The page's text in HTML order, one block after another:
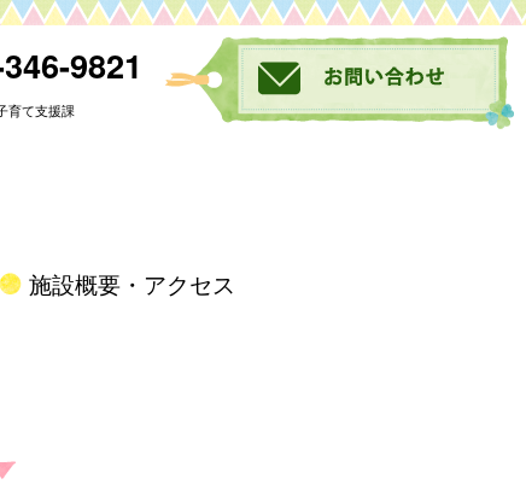
9821
育て支援課
施設概要・アクセス